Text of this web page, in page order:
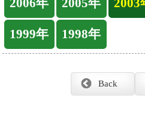
クラブ紹介 入会案内 所属馬情報
著作権 個人情報保護方針
アプリケーションプライバシーポリシー